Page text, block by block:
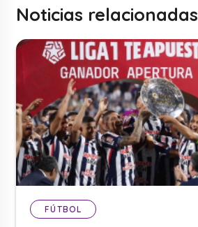
Noticias relacionadas
FÚTBOL